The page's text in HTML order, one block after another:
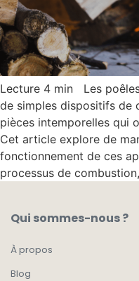
Lecture 4 min Les
de simples dispositifs de
pièces intemporelles qui
Cet article explore de
fonctionnement de ces
processus de
Qui sommes-nous ?
À propos
Blog